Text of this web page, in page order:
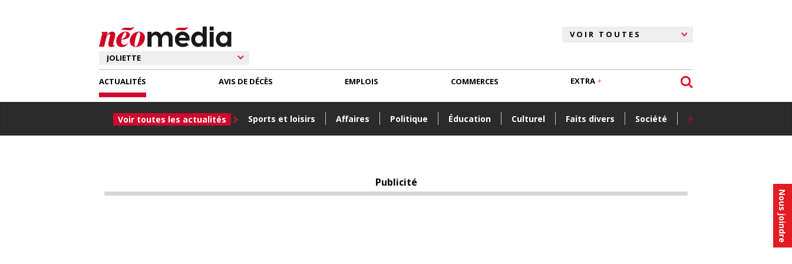
Nous joindre
ACTUALITÉS
Voir toutes les actualités Sports et loisirs Affaires Politique Éducation Culturel Faits divers Société +
AVIS DE DÉCÈS EMPLOIS COMMERCES EXTRA
Publicité